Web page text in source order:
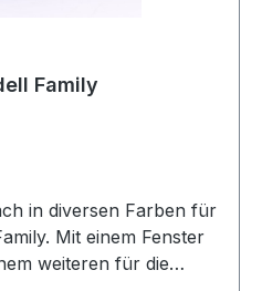
Family
in diversen Farben für
Mit einem Fenster
weiteren für die